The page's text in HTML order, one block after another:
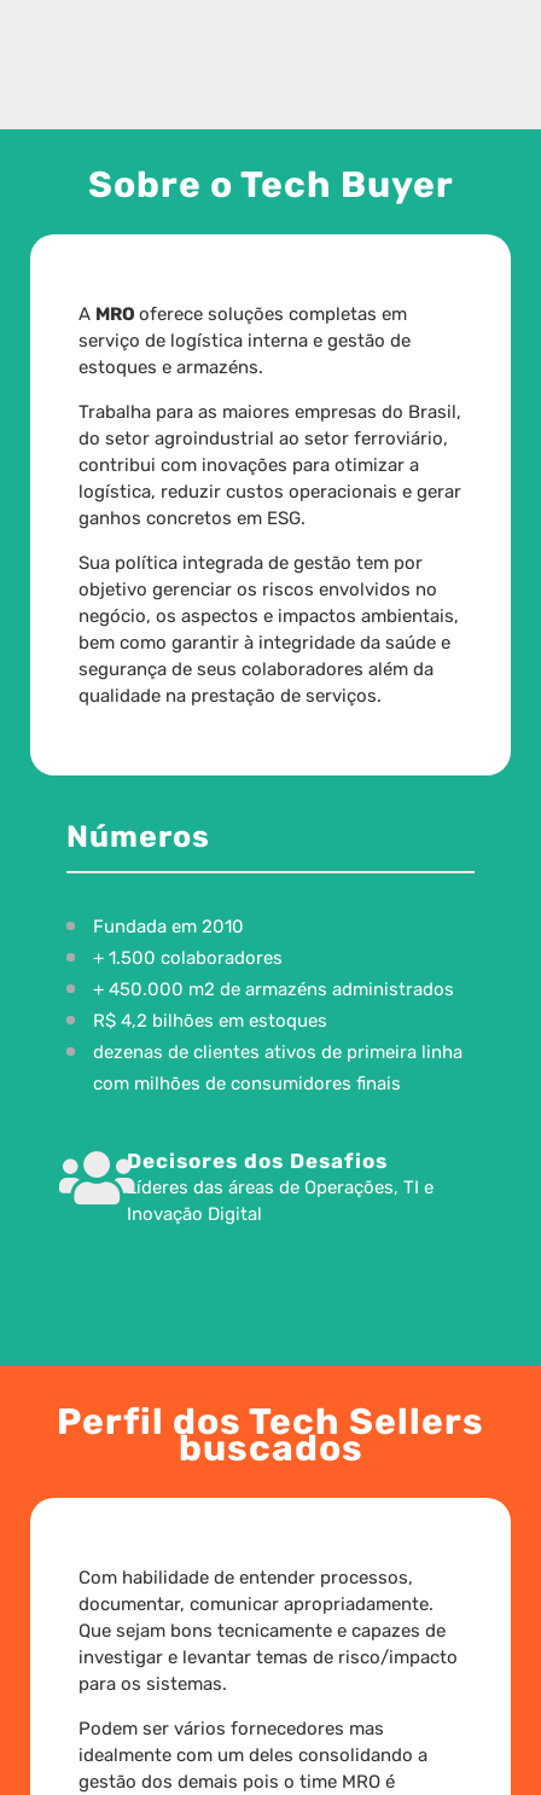
Sobre o Tech Buyer
A MRO oferece soluções completas em
serviço de logística interna e gestão de
estoques e armazéns.
Trabalha para as maiores empresas do Brasil,
do setor agroindustrial ao setor ferroviário,
contribui com inovações para otimizar a
logística, reduzir custos operacionais e gerar
ganhos concretos em ESG.
Sua política integrada de gestão tem por
objetivo gerenciar os riscos envolvidos no
negócio, os aspectos e impactos ambientais,
bem como garantir à integridade da saúde e
segurança de seus colaboradores além da
qualidade na prestação de serviços.
Números
Fundada em 2010
+ 1.500 colaboradores
+ 450.000 m2 de armazéns administrados
R$ 4,2 bilhões em estoques
dezenas de clientes ativos de primeira linha
com milhões de consumidores finais
Decisores dos Desafios
Líderes das áreas de Operações, TI e
Inovação Digital
Perfil dos Tech Sellers
buscados
Com habilidade de entender processos,
documentar, comunicar apropriadamente.
Que sejam bons tecnicamente e capazes de
investigar e levantar temas de risco/impacto
para os sistemas.
Podem ser vários fornecedores mas
idealmente com um deles consolidando a
gestão dos demais pois o time MRO é